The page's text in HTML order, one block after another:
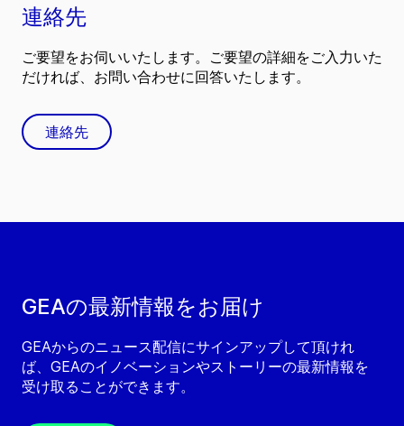
GEAの最新情報をお届け
GEAからのニュース配信にサインアップして頂けれ
ば、GEAのイノベーションやストーリーの最新情報を
受け取ることができます。
連絡先
ご要望をお伺いいたします。ご要望の詳細をご入力いた
だければ、お問い合わせに回答いたします。
連絡先